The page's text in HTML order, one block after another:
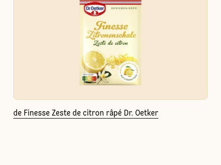
de Finesse Zeste de citron râpé Dr. Oetker